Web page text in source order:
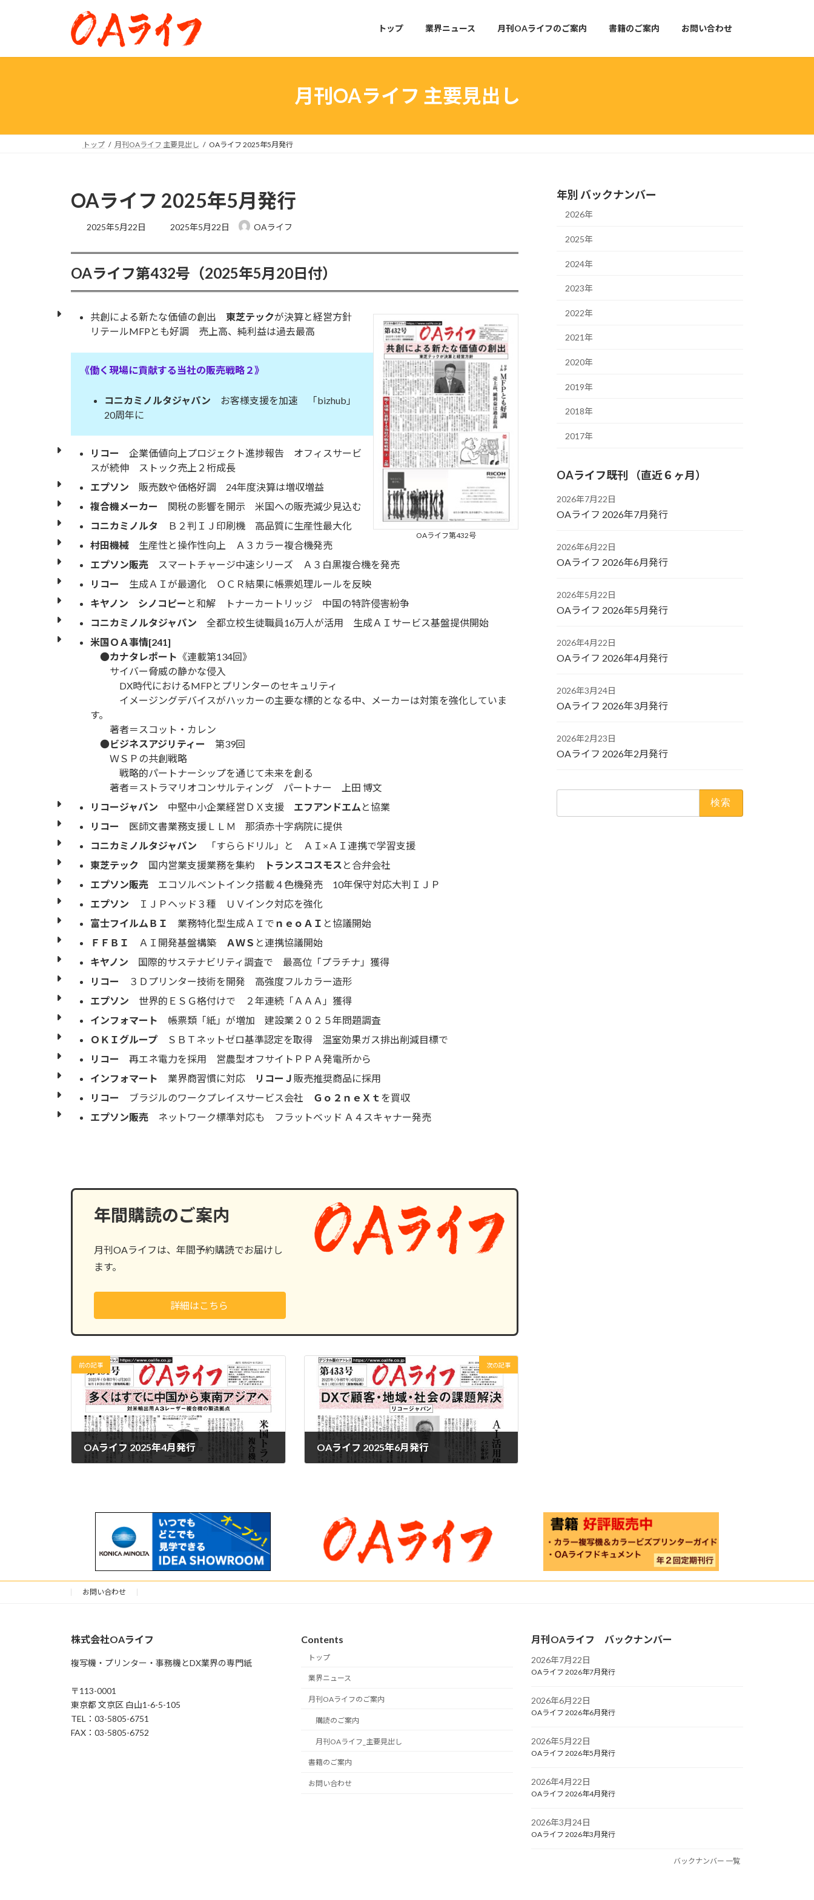
プ
動
トップ 業界ニュース 月刊OAライフのご案内 書籍のご案内 お問い合わせ
月刊OAライフ 主要見出し
トップ 月刊OAライフ 主要見出し OAライフ 2025年5月発行
OAライフ 2025年5月発行
2025年5月22日
最
日
2025年5月22日 OAライフ
OAライフ第432号（2025年5月20日付）
OAライフ第432号
共創による新たな価値の創出 東芝テックが決算と経営方針
リテールMFPとも好調 売上高、純利益は過去最高
《働く現場に貢献する当社の販売戦略２》
コニカミノルタジャパン お客様支援を加速 「bizhub」
20周年に
リコー
企業価値向上プロジェクト進捗報告 オフィスサービ
スが続伸 ストック売上２桁成長
エプソン 販売数や価格好調 24年度決算は増収増益
複合機メーカー
関税の影響を開示 米国への販売減少見込む
コニカミノルタ
Ｂ２判ＩＪ印刷機 高品質に生産性最大化
村田機械 生産性と操作性向上 Ａ３カラー複合機発売
エプソン販売 スマートチャージ中速シリーズ Ａ３白黒複合機を発売
リコー
生成ＡＩが最適化 ＯＣＲ結果に帳票処理ルールを反映
キヤノン
シノコピー と和解 トナーカートリッジ 中国の特許侵害紛争
コニカミノルタジャパン 全都立校生徒職員16万人が活用 生成ＡＩサービス基盤提供開始
米国ＯＡ事情[241]
●カナタレポート 《連載第134回》
サイバー脅威の静かな侵入
DX時代におけるMFPとプリンターのセキュリティ
イメージングデバイスがハッカーの主要な標的となる中、メーカーは対策を強化していま
す。
著者＝スコット・カレン
●ビジネスアジリティー
第39回
ＷＳＰの共創戦略
戦略的パートナーシップを通じて未来を創る
著者＝ストラマリオコンサルティング パートナー 上田 博文
リコージャパン 中堅中小企業経営ＤＸ支援 エフアンドエム と協業
リコー
医師文書業務支援ＬＬＭ 那須赤十字病院に提供
コニカミノルタジャパン 「すららドリル」と ＡＩ×ＡＩ連携で学習支援
東芝テック 国内営業支援業務を集約 トランスコスモス と合弁会社
エプソン販売 エコソルベントインク搭載４色機発売 10年保守対応大判ＩＪＰ
エプソン ＩＪＰヘッド３種 ＵＶインク対応を強化
富士フイルムＢＩ
業務特化型生成ＡＩで ｎｅｏＡＩ と協議開始
ＦＦＢＩ
ＡＩ開発基盤構築 ＡＷＳ と連携協議開始
キヤノン 国際的サステナビリティ調査で 最高位「プラチナ」獲得
リコー
３Ｄプリンター技術を開発 高強度フルカラー造形
エプソン 世界的ＥＳＧ格付けで ２年連続「ＡＡＡ」獲得
インフォマート
帳票類「紙」が増加 建設業２０２５年問題調査
ＯＫＩグループ ＳＢＴネットゼロ基準認定を取得 温室効果ガス排出削減目標で
リコー
再エネ電力を採用 営農型オフサイトＰＰＡ発電所から
インフォマート
業界商習慣に対応 リコーＪ 販売推奨商品に採用
リコー
ブラジルのワークプレイスサービス会社 Ｇｏ２ｎｅＸｔ を買収
エプソン販売 ネットワーク標準対応も フラットベッド Ａ４スキャナー発売
年間購読のご案内
月刊OAライフは、年間予約購読でお届けし
ます。
詳細はこちら
前の記事
OAライフ 2025年4月発行
次の記事
OAライフ 2025年6月発行
年別 バックナンバー
2026年
2025年
2024年
2023年
2022年
2021年
2020年
2019年
2018年
2017年
OAライフ既刊 （直近６ヶ月）
2026年7月22日
OAライフ 2026年7月発行
2026年6月22日
OAライフ 2026年6月発行
2026年5月22日
OAライフ 2026年5月発行
2026年4月22日
OAライフ 2026年4月発行
2026年3月24日
OAライフ 2026年3月発行
2026年2月23日
OAライフ 2026年2月発行
お問い合わせ
株式会社OAライフ
複写機・プリンター・事務機とDX業界の専門紙
〒113-0001
東京都 文京区 白山1-6-5-105
TEL：03-5805-6751
FAX：03-5805-6752
Contents
トップ
業界ニュース
月刊OAライフのご案内
購読のご案内
月刊OAライフ_主要見出し
書籍のご案内
お問い合わせ
月刊OAライフ バックナンバー
2026年7月22日
OAライフ 2026年7月発行
2026年6月22日
OAライフ 2026年6月発行
2026年5月22日
OAライフ 2026年5月発行
2026年4月22日
OAライフ 2026年4月発行
2026年3月24日
OAライフ 2026年3月発行
バックナンバー 一覧